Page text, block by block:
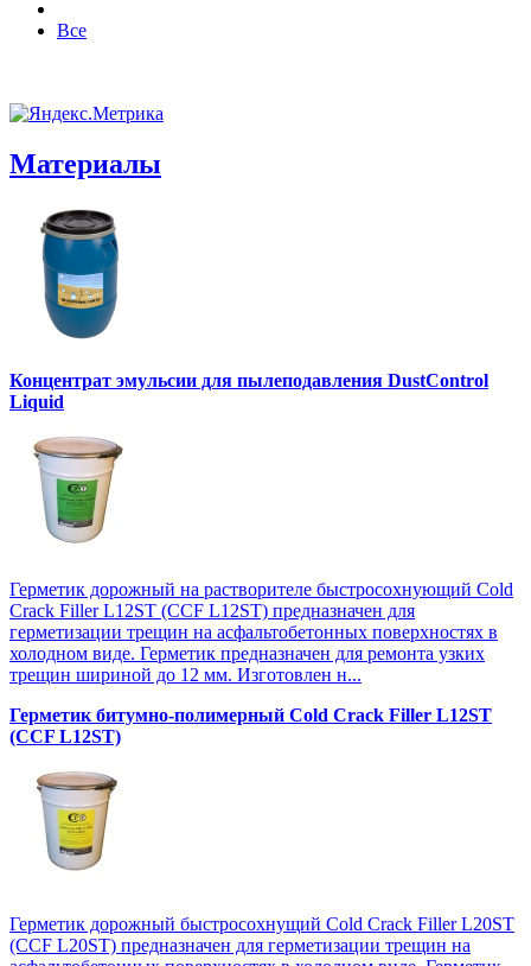
Все
Материалы
Концентрат эмульсии для пылеподавления DustControl
Liquid
Герметик дорожный на растворителе быстросохнующий Cold
Crack Filler L12SТ (CCF L12SТ) предназначен для
герметизации трещин на асфальтобетонных поверхностях в
холодном виде. Герметик предназначен для ремонта узких
трещин шириной до 12 мм. Изготовлен н...
Герметик битумно-полимерный Cold Crack Filler L12SТ
(CCF L12SТ)
Герметик дорожный быстросохнущий Cold Crack Filler L20SТ
(CCF L20SТ) предназначен для герметизации трещин на